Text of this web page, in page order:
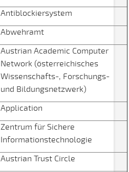
Antiblockiersystem
Abwehramt
Austrian Academic Computer
Network (österreichisches
Wissenschafts-, Forschungs-
und Bildungsnetzwerk)
Application
Zentrum für Sichere
Informationstechnologie
Austrian Trust Circle